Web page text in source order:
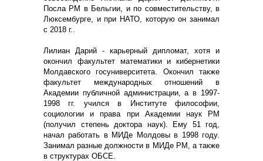
Посла РМ в Бельгии, и по совместительству, в
Люксембурге, и при НАТО, которую он занимал
с 2018 г..
Лилиан Дарий - карьерный дипломат, хотя и
окончил факультет математики и кибернетики
Молдавского госуниверситета. Окончил также
факультет международных отношений в
Академии публичной администрации, а в 1997-
1998 гг. учился в Институте философии,
социологии и права при Академии наук РМ
(получил степень доктора наук). Ему 51 год,
начал работать в МИДе Молдовы в 1998 году.
Занимал разные должности в МИДе РМ, а также
в структурах ОБСЕ.